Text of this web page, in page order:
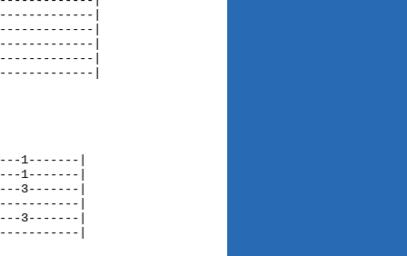
|
|
|
|
|
Fsus4
1-------|
1-------|
3-------|
|
3-------|
|